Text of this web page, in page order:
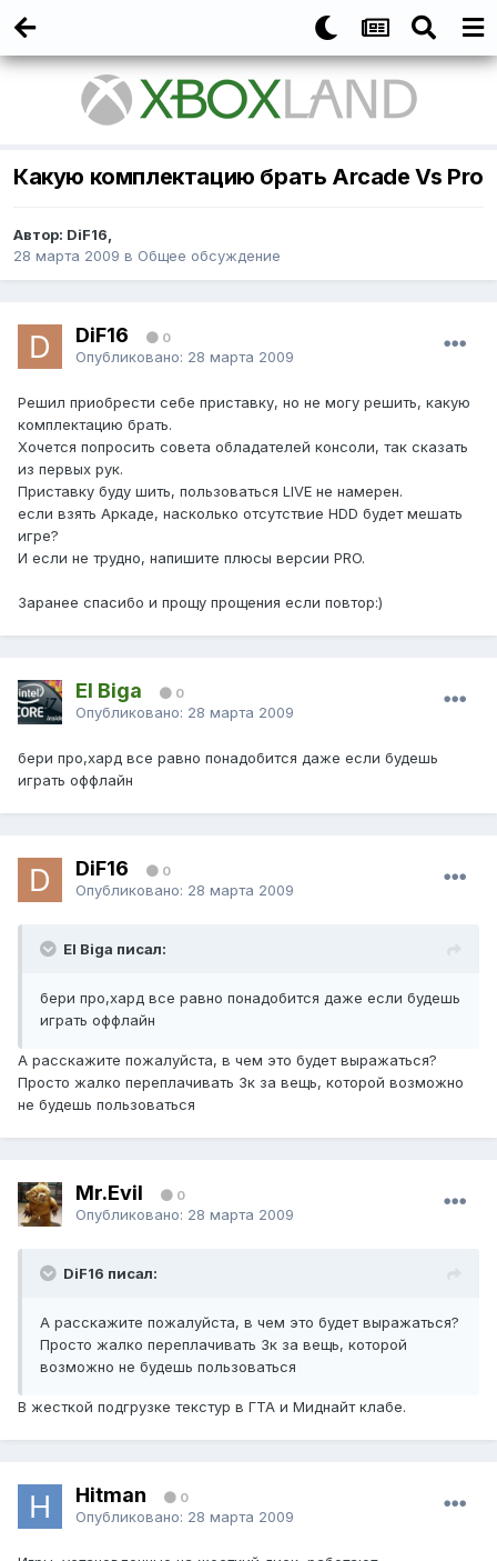
Какую комплектацию брать Arcade Vs Pro
Автор: DiF16,
28 марта 2009 в Общее обсуждение
DiF16 0
Опубликовано: 28 марта 2009
Решил приобрести себе приставку, но не могу решить, какую
комплектацию брать.
Хочется попросить совета обладателей консоли, так сказать
из первых рук.
Приставку буду шить, пользоваться LIVE не намерен.
если взять Аркаде, насколько отсутствие HDD будет мешать
игре?
И если не трудно, напишите плюсы версии PRO.
Заранее спасибо и прощу прощения если повтор:)
El Biga 0
Опубликовано: 28 марта 2009
бери про,хард все равно понадобится даже если будешь
играть оффлайн
DiF16 0
Опубликовано: 28 марта 2009
El Biga писал:
бери про,хард все равно понадобится даже если будешь
играть оффлайн
А расскажите пожалуйста, в чем это будет выражаться?
Просто жалко переплачивать 3к за вещь, которой возможно
не будешь пользоваться
Mr.Evil 0
Опубликовано: 28 марта 2009
DiF16 писал:
А расскажите пожалуйста, в чем это будет выражаться?
Просто жалко переплачивать 3к за вещь, которой
возможно не будешь пользоваться
В жесткой подгрузке текстур в ГТА и Миднайт клабе.
Hitman 0
Опубликовано: 28 марта 2009